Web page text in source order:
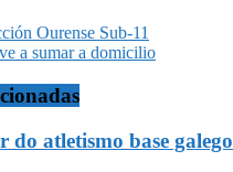
Ourense Sub-11
a sumar a domicilio
do atletismo base galego